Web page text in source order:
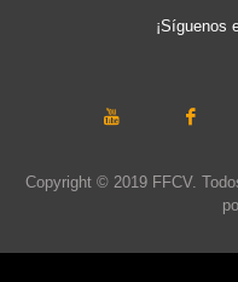
¡Síguenos
Copyright © 2019 FFCV.